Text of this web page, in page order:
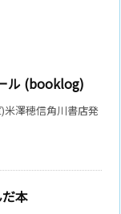
ル (booklog)
米澤穂信角川書店発
本